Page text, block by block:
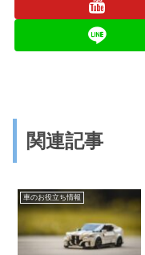
関連記事
車のお役立ち情報